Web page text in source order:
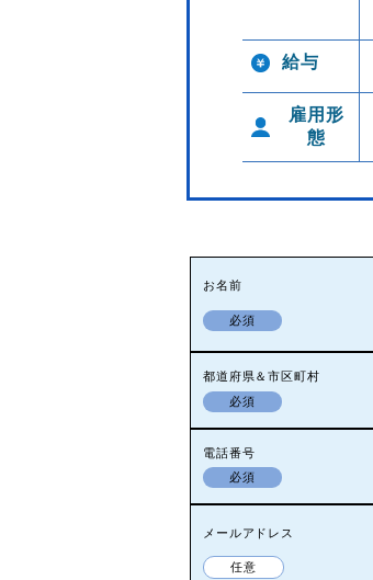
給与
雇用形
態
お名前
必須
都道府県＆市区町村
必須
電話番号
必須
メールアドレス
任意